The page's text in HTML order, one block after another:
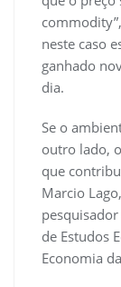
neste caso
ganhado
dia.
Se o
outro lado,
que
Marcio
de Estudos
Economia